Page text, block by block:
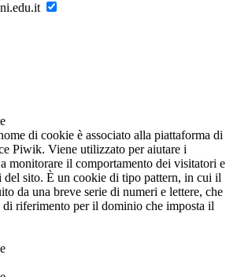
di cookie è associato alla piattaforma di
Piwik. Viene utilizzato per aiutare i
monitorare il comportamento dei visitatori e
del sito. È un cookie di tipo pattern, in cui il
da una breve serie di numeri e lettere, che
di riferimento per il dominio che imposta il